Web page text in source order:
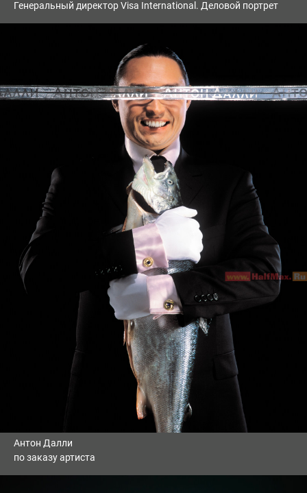
Генеральный директор Visa International. Деловой портрет
Антон Далли
по заказу артиста